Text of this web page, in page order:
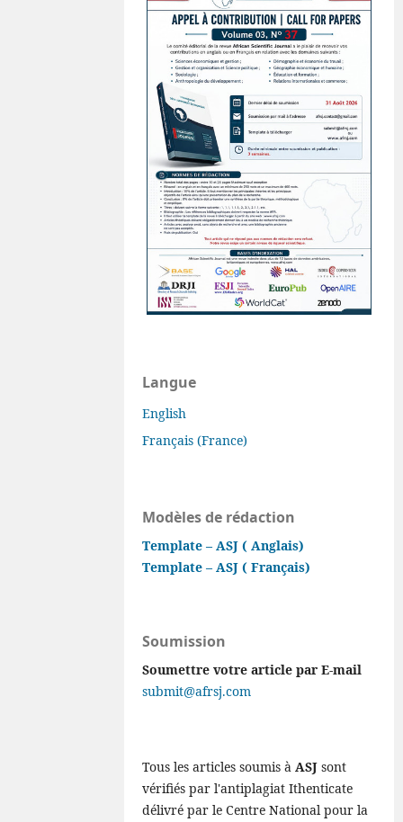
Langue
English
Français (France)
Modèles de rédaction
Template – ASJ ( Anglais)
Template – ASJ ( Français)
Soumission
Soumettre votre article par E-mail
submit@afrsj.com
Tous les articles soumis àASJ sont
vérifiés par l'antiplagiat Ithenticate
délivré par le Centre National pour la